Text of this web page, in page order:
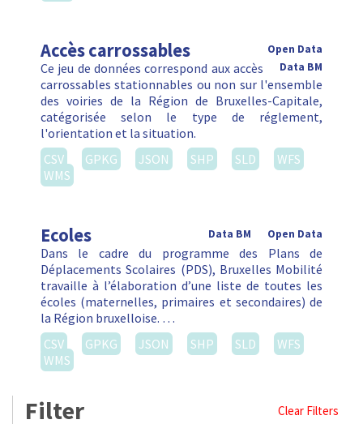
Accès carrossables
Open Data
Data BM
Ce jeu de données correspond aux accès
carrossables stationnables ou non sur l'ensemble
des voiries de la Région de Bruxelles-Capitale,
catégorisée selon le type de réglement,
l'orientation et la situation.
CSV
GPKG JSON SHP SLD
WFS
WMS
Ecoles Open Data
Data BM
Dans le cadre du programme des Plans de
Déplacements Scolaires (PDS), Bruxelles Mobilité
travaille à l’élaboration d’une liste de toutes les
écoles (maternelles, primaires et secondaires) de
la Région bruxelloise. …
CSV
GPKG JSON SHP SLD
WFS
WMS
Filter Clear Filters